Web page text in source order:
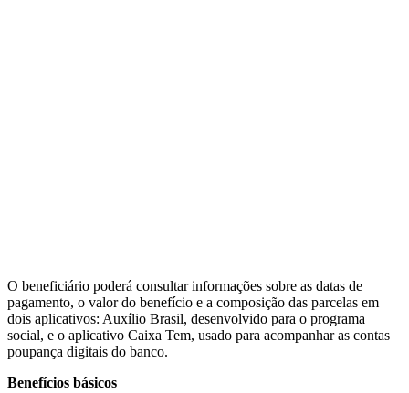
O beneficiário poderá consultar informações sobre as datas de
pagamento, o valor do benefício e a composição das parcelas em
dois aplicativos: Auxílio Brasil, desenvolvido para o programa
social, e o aplicativo Caixa Tem, usado para acompanhar as contas
poupança digitais do banco.
Benefícios básicos